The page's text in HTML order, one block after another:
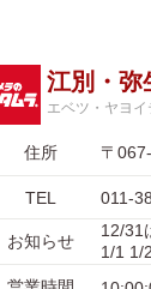
江別・弥
エベツ・ヤヨイ
住所 〒
TEL 011-
お知らせ
12/31
1/1 1/